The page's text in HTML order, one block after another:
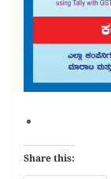
Share this: